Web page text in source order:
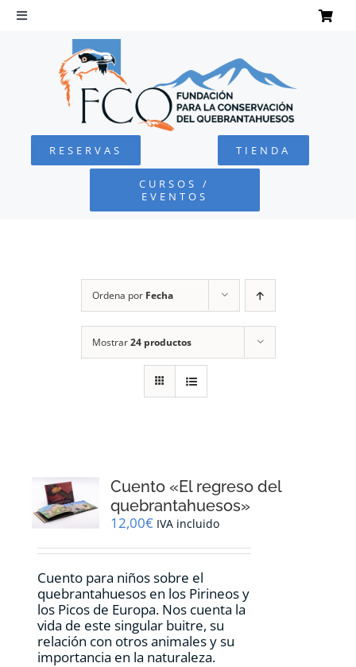
Saltar
Toggle
Navigation
QUEBRANTAHUESOS
FUNDACIÓN
CONTACTO
RESERVAS TIENDA
CURSOS /
EVENTOS
Ordena por Fecha
Mostrar24 productos
Cuento «El regreso del
quebrantahuesos»
12,00€ IVA incluido
Cuento para niños sobre el
quebrantahuesos en los Pirineos y
los Picos de Europa. Nos cuenta la
vida de este singular buitre, su
relación con otros animales y su
importancia en la naturaleza.